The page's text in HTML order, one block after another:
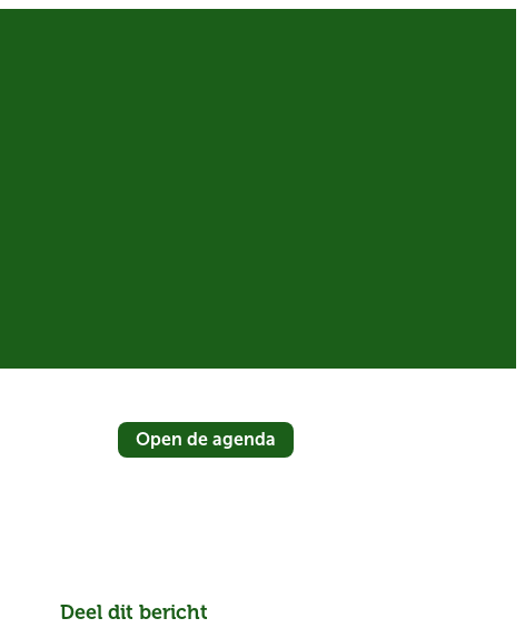
Open de agenda
Deel dit bericht